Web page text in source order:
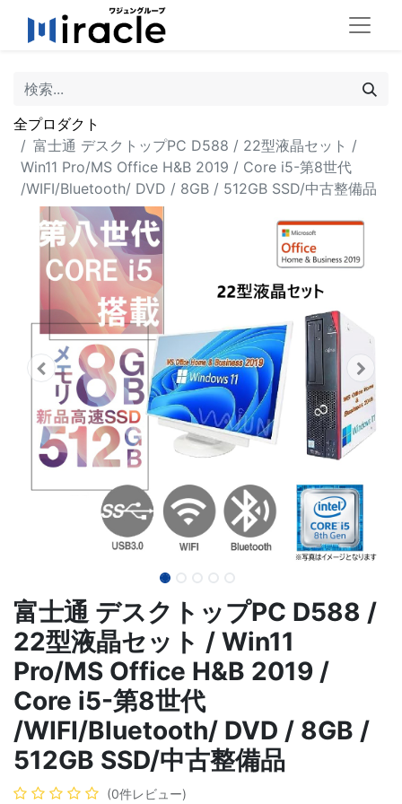
全プロダクト
富士通 デスクトップPC D588 / 22型液晶セット /
Win11 Pro/MS Office H&B 2019 / Core i5-第8世代
/WIFI/Bluetooth/ DVD / 8GB / 512GB SSD/中古整備品
富士通 デスクトップPC D588 /
22型液晶セット / Win11
Pro/MS Office H&B 2019 /
Core i5-第8世代
/WIFI/Bluetooth/ DVD / 8GB /
512GB SSD/中古整備品
(0件レビュー)